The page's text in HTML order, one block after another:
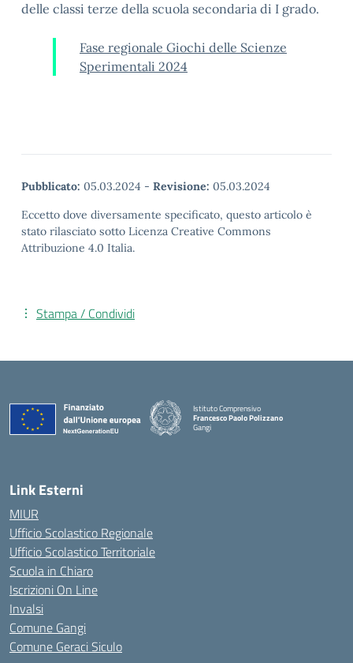
delle classi terze della scuola secondaria di I grado.
Fase regionale Giochi delle Scienze
Sperimentali 2024
Pubblicato: 05.03.2024 - Revisione: 05.03.2024
Eccetto dove diversamente specificato, questo articolo è
stato rilasciato sotto Licenza Creative Commons
Attribuzione 4.0 Italia.
Stampa / Condividi
Istituto Comprensivo
Francesco Paolo Polizzano
Gangi
— Visita la pagina iniziale della scuola
Link Esterni
MIUR
Ufficio Scolastico Regionale
Ufficio Scolastico Territoriale
Scuola in Chiaro
Iscrizioni On Line
Invalsi
Comune Gangi
Comune Geraci Siculo